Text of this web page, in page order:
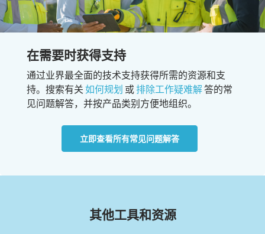
在需要时获得支持
通过业界最全面的技术支持获得所需的资源和支
持。搜索有关 如何规划 或 排除工作疑难解答的常
见问题解答，并按产品类别方便地组织。
立即查看所有常见问题解答
其他工具和资源